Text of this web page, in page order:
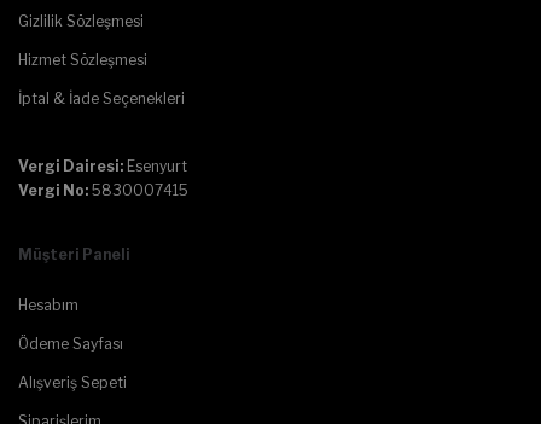
Gizlilik Sözleşmesi
Hizmet Sözleşmesi
İptal & İade Seçenekleri
Vergi Dairesi: Esenyurt
Vergi No: 5830007415
Müşteri Paneli
Hesabım
Ödeme Sayfası
Alışveriş Sepeti